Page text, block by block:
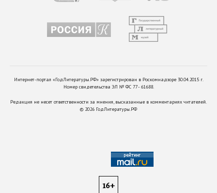
Интернет-портал «ГодЛитературы.РФ» зарегистрирован в Роскомнадзоре 30.04.2015 г.
Номер свидетельства ЭЛ № ФС 77 - 61688.
Редакция не несет ответственности за мнения, высказанные в комментариях читателей.
© 2026 ГодЛитературы.РФ
16+